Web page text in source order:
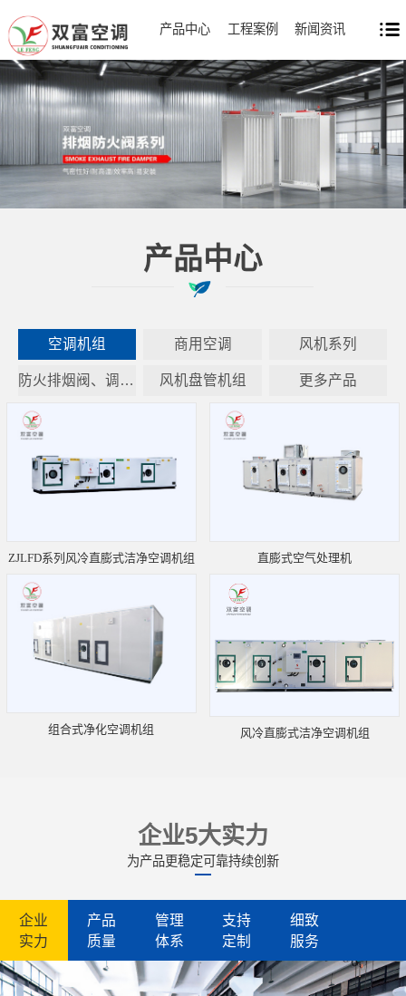
产品中心 工程案例 新闻资讯
产品中心
空调机组 商用空调 风机系列
防火排烟阀、调节阀系列 风机盘管机组 更多产品
ZJLFD系列风冷直膨式洁净空调机组 直膨式空气处理机
组合式净化空调机组 风冷直膨式洁净空调机组
企业5大实力
为产品更稳定可靠持续创新
企业
实力
产品
质量
管理
体系
支持
定制
细致
服务